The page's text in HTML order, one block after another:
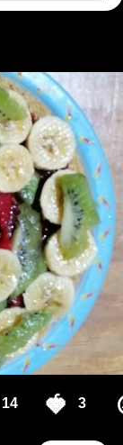
14 🍓 3